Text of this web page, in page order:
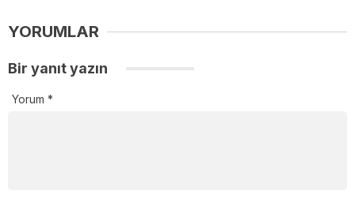
YORUMLAR
Bir yanıt yazın
Yorum *